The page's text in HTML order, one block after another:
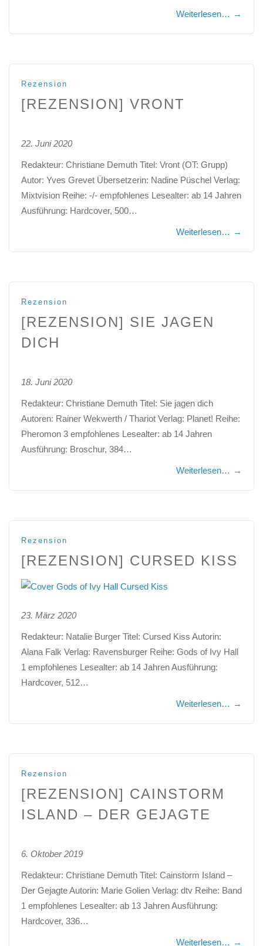
Weiterlesen… →
Rezension
[REZENSION] VRONT
22. Juni 2020
Redakteur: Christiane Demuth Titel: Vront (OT: Grupp)
Autor: Yves Grevet Übersetzerin: Nadine Püschel Verlag:
Mixtvision Reihe: -/- empfohlenes Lesealter: ab 14 Jahren
Ausführung: Hardcover, 500…
Weiterlesen… →
Rezension
[REZENSION] SIE JAGEN
DICH
18. Juni 2020
Redakteur: Christiane Demuth Titel: Sie jagen dich
Autoren: Rainer Wekwerth / Thariot Verlag: Planet! Reihe:
Pheromon 3 empfohlenes Lesealter: ab 14 Jahren
Ausführung: Broschur, 384…
Weiterlesen… →
Rezension
[REZENSION] CURSED KISS
23. März 2020
Redakteur: Natalie Burger Titel: Cursed Kiss Autorin:
Alana Falk Verlag: Ravensburger Reihe: Gods of Ivy Hall
1 empfohlenes Lesealter: ab 14 Jahren Ausführung:
Hardcover, 512…
Weiterlesen… →
Rezension
[REZENSION] CAINSTORM
ISLAND – DER GEJAGTE
6. Oktober 2019
Redakteur: Christiane Demuth Titel: Cainstorm Island –
Der Gejagte Autorin: Marie Golien Verlag: dtv Reihe: Band
1 empfohlenes Lesealter: ab 13 Jahren Ausführung:
Hardcover, 336…
Weiterlesen… →